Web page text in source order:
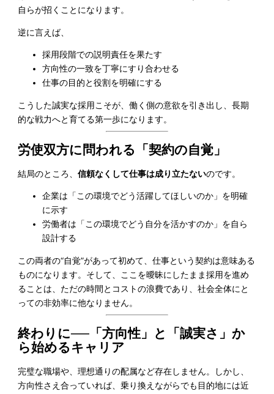
自らが招くことになります。
逆に言えば、
採用段階での説明責任を果たす
方向性の一致を丁寧にすり合わせる
仕事の目的と役割を明確にする
こうした誠実な採用こそが、働く側の意欲を引き出し、長期
的な戦力へと育てる第一歩になります。
労使双方に問われる「契約の自覚」
結局のところ、信頼なくして仕事は成り立たないのです。
企業は「この環境でどう活躍してほしいのか」を明確
に示す
労働者は「この環境でどう自分を活かすのか」を自ら
設計する
この両者の“自覚”があって初めて、仕事という契約は意味ある
ものになります。そして、ここを曖昧にしたまま採用を進め
ることは、ただの時間とコストの浪費であり、社会全体にと
っての非効率に他なりません。
終わりに──「方向性」と「誠実さ」か
ら始めるキャリア
完璧な職場や、理想通りの配属など存在しません。しかし、
方向性さえ合っていれば、乗り換えながらでも目的地には近